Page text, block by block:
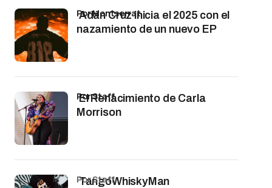
Adán Cruz inicia el 2025 con el
nazamiento de un nuevo EP
por Montserrat
El Renacimiento de Carla
Morrison
por Staff
TangoWhiskyMan
por Staff